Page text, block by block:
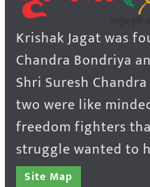
Krishak Jagat was
Chandra Bondriya
Shri Suresh
two were like
freedom fighters
struggle wanted to
Site Map